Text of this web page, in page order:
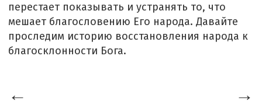
перестает показывать и устранять то, что
мешает благословению Его народа. Давайте
проследим историю восстановления народа к
благосклонности Бога.
← →